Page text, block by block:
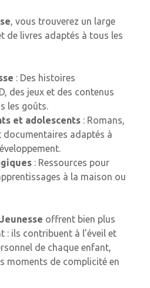
, vous trouverez un large
de livres adaptés à tous les
: Des histoires
des jeux et des contenus
les goûts.
et adolescents : Romans,
documentaires adaptés à
: Ressources pour
à la maison ou
offrent bien plus
: ils contribuent à l’éveil et
de chaque enfant,
moments de complicité en